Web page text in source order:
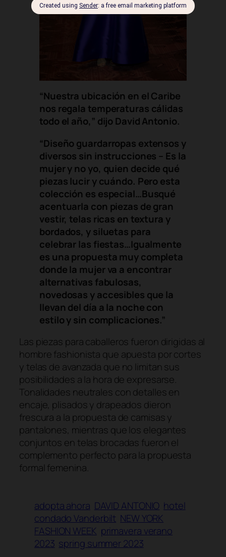
“Nuestra ubicación en el Caribe
nos regala temperaturas cálidas
todo el año,” dijo David Antonio.
“Diseño guardarropas extensos y
diversos sin instrucciones – Es la
mujer y no yo, quien decide qué
piezas lucir y cuándo. Pero esta
colección es especial…Busqué
acentuarla con piezas de gran
vestir, telas ricas en textura y
bordados, y siluetas para
celebrar las fiestas…Igualmente
es una propuesta muy completa
donde la mujer va a encontrar
alternativas fabulosas,
novedosas y accesibles que la
llevan del día a la noche con
estilo y sin complicaciones.”
Las piezas para caballeros fueron dirigidas al
hombre fashionista que apuesta por cortes
y telas de avanzada que no limitan sus
posibilidades a la hora de expresarse.
Tonalidades neutrales con detalles en
encaje, plisados y drapeados dieron
frescura a la propuesta de camisas y
pantalones, mientras que los elegantes
conjuntos en telas brocadas fueron el
complemento perfecto para la propuesta
formal femenina.
adopta ahora DAVID ANTONIO hotel
condado Vanderbilt NEW YORK
FASHION WEEK primavera verano
2023 spring summer 2023